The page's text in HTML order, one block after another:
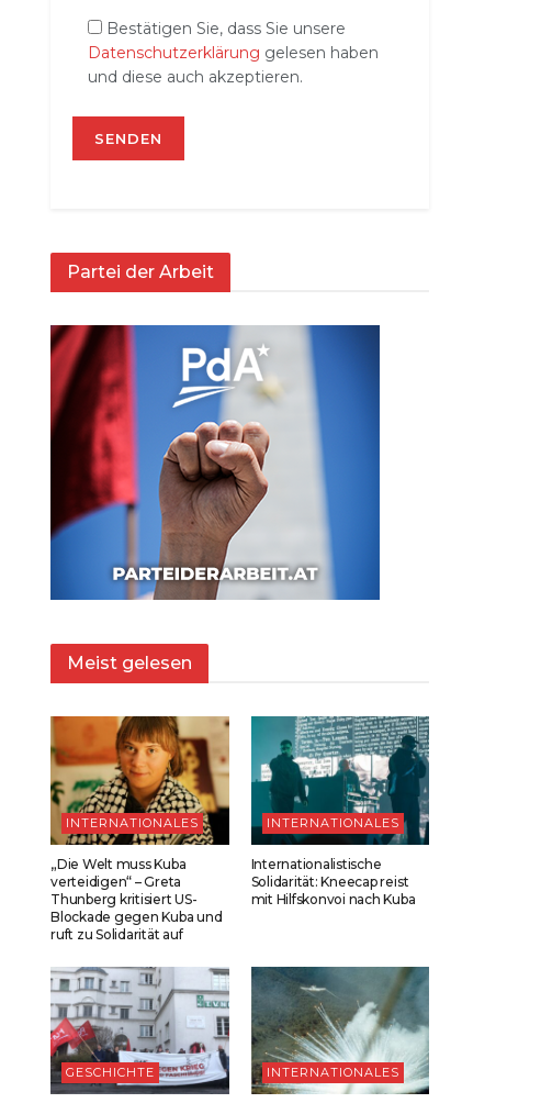
Bestätigen Sie, dass Sie unsere
Datenschutzerklärung gelesen haben
und diese auch akzeptieren.
Partei der Arbeit
Meist gelesen
INTERNATIONALES
„Die Welt muss Kuba
verteidigen“ – Greta
Thunberg kritisiert US-
Blockade gegen Kuba und
ruft zu Solidarität auf
INTERNATIONALES
Internationalistische
Solidarität: Kneecap reist
mit Hilfskonvoi nach Kuba
GESCHICHTE INTERNATIONALES